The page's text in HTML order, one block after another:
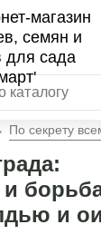
По секрету
и